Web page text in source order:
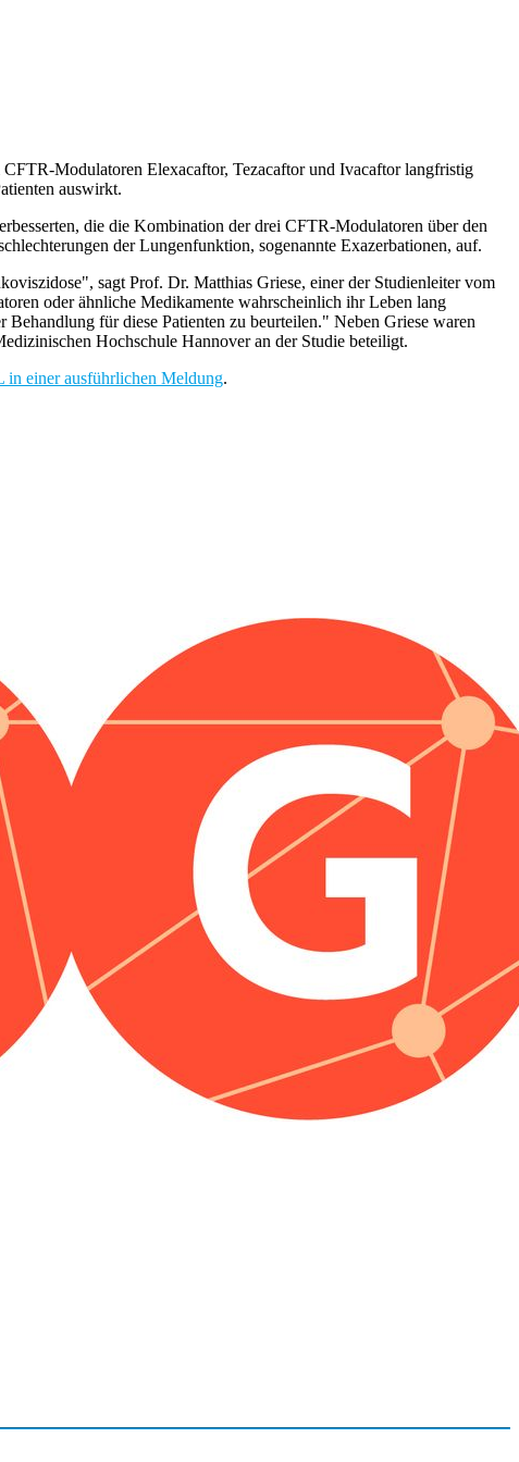
Modulatoren Elexacaftor, Tezacaftor und Ivacaftor langfristig
auswirkt.
die die Kombination der drei CFTR-Modulatoren über den
der Lungenfunktion, sogenannte Exazerbationen, auf.
sagt Prof. Dr. Matthias Griese, einer der Studienleiter vom
oder ähnliche Medikamente wahrscheinlich ihr Leben lang
für diese Patienten zu beurteilen." Neben Griese waren
Hochschule Hannover an der Studie beteiligt.
in einer ausführlichen Meldung.